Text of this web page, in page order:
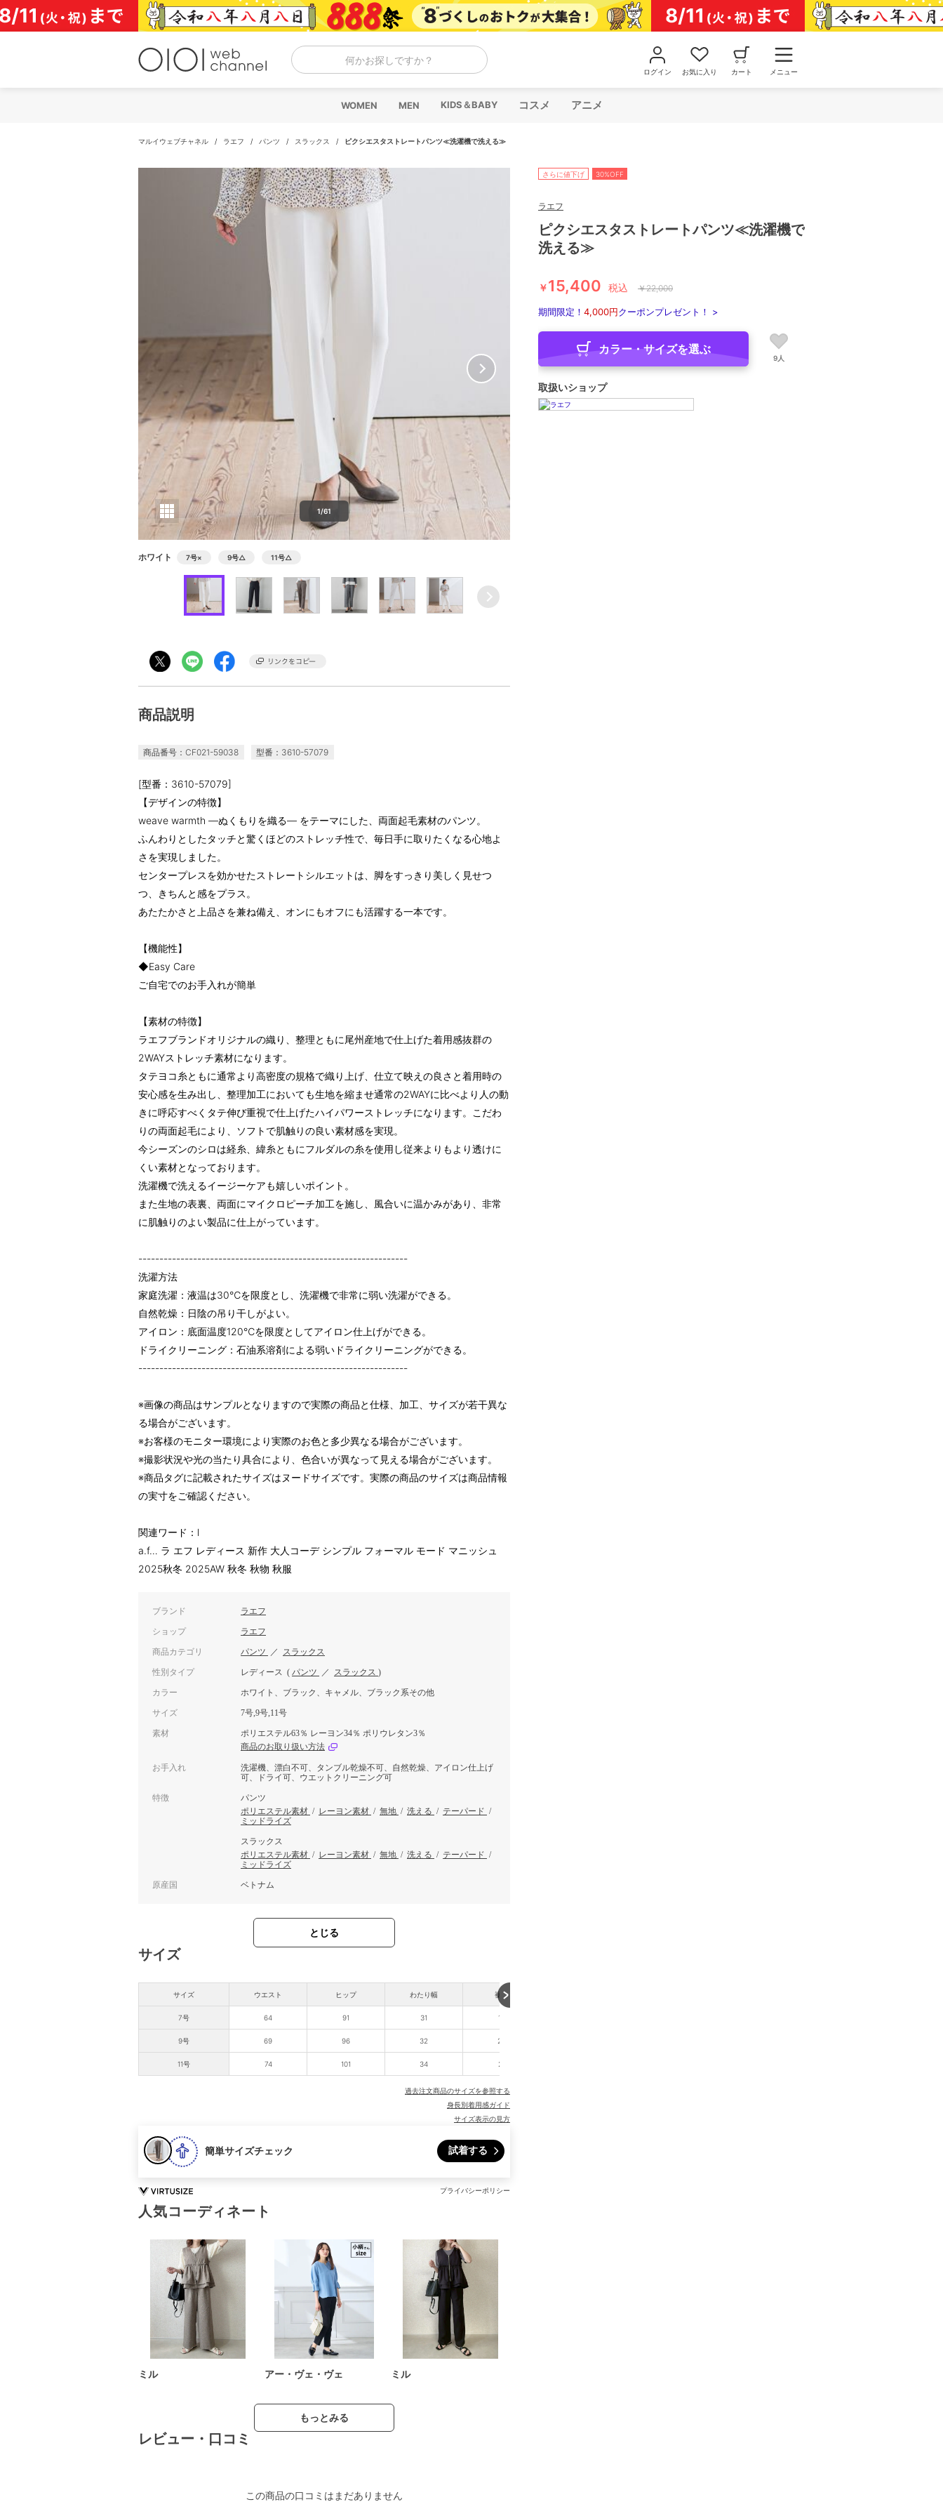
コ
ン
テ
何かお探しですか？
ログイン お気に入り カート メニュー
WOMEN MEN KIDS＆BABY コスメ アニメ
マルイウェブチャネル / ラエフ / パンツ / スラックス / ピクシエスタストレートパンツ≪洗濯機で洗える≫
1/61
ホワイト 7号× 9号△ 11号△
商品説明
商品番号：CF021-59038 型番：3610-57079
[型番：3610-57079]
【デザインの特徴】
weave warmth ―ぬくもりを織る― をテーマにした、両面起毛素材のパンツ。
ふんわりとしたタッチと驚くほどのストレッチ性で、毎日手に取りたくなる心地よ
さを実現しました。
センタープレスを効かせたストレートシルエットは、脚をすっきり美しく見せつ
つ、きちんと感をプラス。
あたたかさと上品さを兼ね備え、オンにもオフにも活躍する一本です。
【機能性】
◆Easy Care
ご自宅でのお手入れが簡単
【素材の特徴】
ラエフブランドオリジナルの織り、整理ともに尾州産地で仕上げた着用感抜群の
2WAYストレッチ素材になります。
タテヨコ糸ともに通常より高密度の規格で織り上げ、仕立て映えの良さと着用時の
安心感を生み出し、整理加工においても生地を縮ませ通常の2WAYに比べより人の動
きに呼応すべくタテ伸び重視で仕上げたハイパワーストレッチになります。こだわ
りの両面起毛により、ソフトで肌触りの良い素材感を実現。
今シーズンのシロは経糸、緯糸ともにフルダルの糸を使用し従来よりもより透けに
くい素材となっております。
洗濯機で洗えるイージーケアも嬉しいポイント。
また生地の表裏、両面にマイクロピーチ加工を施し、風合いに温かみがあり、非常
に肌触りのよい製品に仕上がっています。
----------------------------------------------------------------
洗濯方法
家庭洗濯：液温は30℃を限度とし、洗濯機で非常に弱い洗濯ができる。
自然乾燥：日陰の吊り干しがよい。
アイロン：底面温度120℃を限度としてアイロン仕上げができる。
ドライクリーニング：石油系溶剤による弱いドライクリーニングができる。
----------------------------------------------------------------
※画像の商品はサンプルとなりますので実際の商品と仕様、加工、サイズが若干異な
る場合がございます。
※お客様のモニター環境により実際のお色と多少異なる場合がございます。
※撮影状況や光の当たり具合により、色合いが異なって見える場合がございます。
※商品タグに記載されたサイズはヌードサイズです。実際の商品のサイズは商品情報
の実寸をご確認ください。
関連ワード：l
a.f… ラ エフ レディース 新作 大人コーデ シンプル フォーマル モード マニッシュ
2025秋冬 2025AW 秋冬 秋物 秋服
ブランド ラエフ
ショップ ラエフ
商品カテゴリ パンツ ／ スラックス
性別タイプ レディース ( パンツ ／ スラックス )
カラー ホワイト、ブラック、キャメル、ブラック系その他
サイズ 7号,9号,11号
素材
ポリエステル63％ レーヨン34％ ポリウレタン3％
商品のお取り扱い方法
お手入れ
洗濯機、漂白不可、タンブル乾燥不可、自然乾燥、アイロン仕上げ
可、ドライ可、ウエットクリーニング可
特徴
パンツ
ポリエステル素材 / レーヨン素材 / 無地 / 洗える / テーパード /
ミッドライズ
スラックス
ポリエステル素材 / レーヨン素材 / 無地 / 洗える / テーパード /
ミッドライズ
原産国 ベトナム
とじる
サイズ
サイズ
7号
9号
11号
ウエスト ヒップ わたり幅 裾幅
64 91 31 19
69 96 32 20
74 101 34 21
過去注文商品のサイズを参照する
身長別着用感ガイド
サイズ表示の見方
簡単サイズチェック 試着する
プライバシーポリシー
人気コーディネート
ミル アー・ヴェ・ヴェ ミル
もっとみる
レビュー・口コミ
この商品の口コミはまだありません
さらに値下げ 30%OFF
ラエフ
ピクシエスタストレートパンツ≪洗濯機で
洗える≫
￥15,400 税込 ￥22,000
期間限定！ 4,000円クーポンプレゼント！ >
カラー・サイズを選ぶ
9人
取扱いショップ